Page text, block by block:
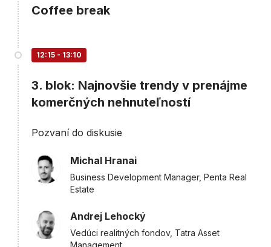
Coffee break
12:15 - 13:10
3. blok: Najnovšie trendy v prenájme
komerčných nehnuteľností
Pozvaní do diskusie
Michal Hranai
Business Development Manager, Penta Real
Estate
Andrej Lehocký
Vedúci realitných fondov, Tatra Asset
Management